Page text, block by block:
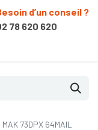
d’un conseil ?
78 620 620
73DPX 64MAIL